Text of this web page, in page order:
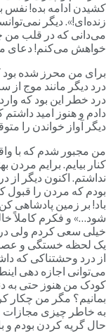
ادامه بده!
دیگر
که در قلب من
می‌کنم! دعای
من محرز شده بود
دیگر مانند موج از
خطر این بود که
و هنوز امید
آواز خواندن را
مجبور شدم که با
بیایم. برایم مردن
اکنون دیگر از
که مردن را قبول
بر زمین پادشاهی
و فکرم کاملاً
سعی کردم ولی
لحظه خستگی و
درد وحشتناکی که
اجازه دهی
من هنوز حتی به
مگر من چکار
خاطر چیزی مجازات
گریه کردن بودم و